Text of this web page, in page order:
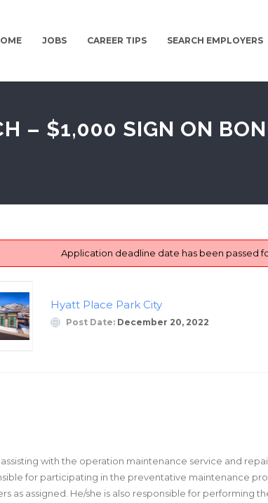
JOBS CAREER TIPS SEARCH EMPLOYERS
– $1,000 SIGN ON
Application deadline date has been passed
Hyatt Place Park City
Post Date: December 20, 2022
with the operation maintenance service and
for participating in the preventative maintenance
as assigned. He/she is also responsible for performing